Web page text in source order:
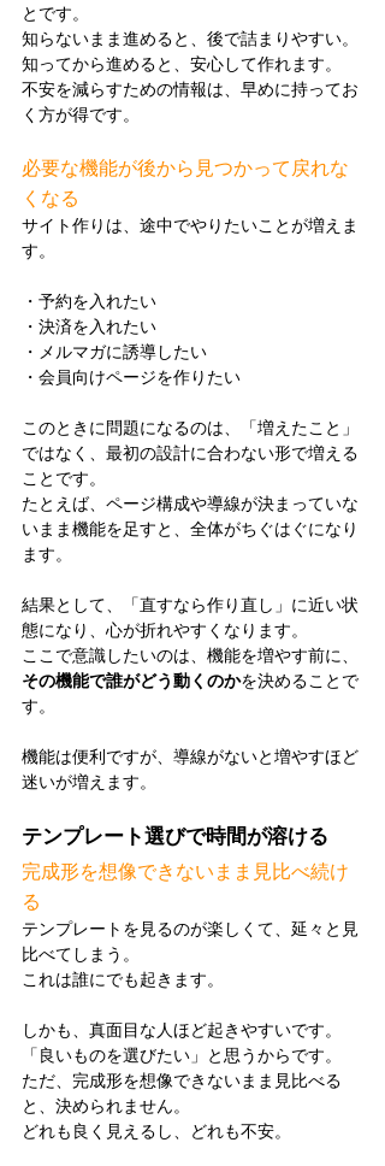
とです。
知らないまま進めると、後で詰まりやすい。
知ってから進めると、安心して作れます。
不安を減らすための情報は、早めに持ってお
く方が得です。
必要な機能が後から見つかって戻れな
くなる
サイト作りは、途中でやりたいことが増えま
す。
・予約を入れたい
・決済を入れたい
・メルマガに誘導したい
・会員向けページを作りたい
このときに問題になるのは、「増えたこと」
ではなく、最初の設計に合わない形で増える
ことです。
たとえば、ページ構成や導線が決まっていな
いまま機能を足すと、全体がちぐはぐになり
ます。
結果として、「直すなら作り直し」に近い状
態になり、心が折れやすくなります。
ここで意識したいのは、機能を増やす前に、
その機能で誰がどう動くのかを決めることで
す。
機能は便利ですが、導線がないと増やすほど
迷いが増えます。
テンプレート選びで時間が溶ける
完成形を想像できないまま見比べ続け
る
テンプレートを見るのが楽しくて、延々と見
比べてしまう。
これは誰にでも起きます。
しかも、真面目な人ほど起きやすいです。
「良いものを選びたい」と思うからです。
ただ、完成形を想像できないまま見比べる
と、決められません。
どれも良く見えるし、どれも不安。